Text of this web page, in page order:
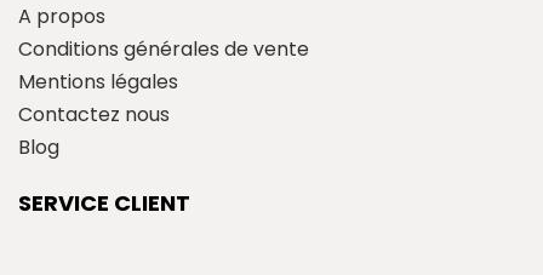
A propos
Conditions générales de vente
Mentions légales
Contactez nous
Blog
SERVICE CLIENT